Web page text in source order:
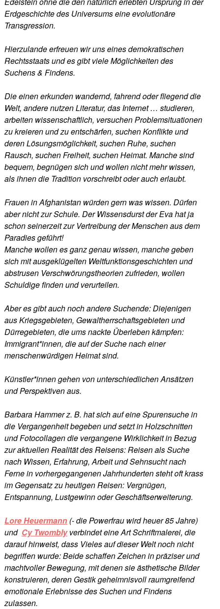
Erdgeschichte des Universums eine evolutionäre
Transgression.
Hierzulande erfreuen wir uns eines demokratischen
Rechtsstaats und es gibt viele Möglichkeiten des
Suchens & Findens.
Die einen erkunden wandernd, fahrend oder fliegend die
Welt, andere nutzen Literatur, das Internet … studieren,
arbeiten wissenschaftlich, versuchen Problemsituationen
zu kreieren und zu entschärfen, suchen Konflikte und
deren Lösungsmöglichkeit, suchen Ruhe, suchen
Rausch, suchen Freiheit, suchen Heimat. Manche sind
bequem, begnügen sich und wollen nicht mehr wissen,
als ihnen die Tradition vorschreibt oder auch erlaubt.
Frauen in Afghanistan würden gern was wissen. Dürfen
aber nicht zur Schule. Der Wissensdurst der Eva hat ja
schon seinerzeit zur Vertreibung der Menschen aus dem
Paradies geführt!
Manche wollen es ganz genau wissen, manche geben
sich mit ausgeklügelten Weltfunktionsgeschichten und
abstrusen Verschwörungstheorien zufrieden, wollen
Schuldige finden und verurteilen.
Aber es gibt auch noch andere Suchende: Diejenigen
aus Kriegsgebieten, Gewaltherrschaftsgebieten und
Dürregebieten, die ums nackte Überleben kämpfen:
Immigrant*innen, die auf der Suche nach einer
menschenwürdigen Heimat sind.
Künstler*innen gehen von unterschiedlichen Ansätzen
und Perspektiven aus.
Barbara Hammer z. B. hat sich auf eine Spurensuche in
die Vergangenheit begeben und setzt in Holzschnitten
und Fotocollagen die vergangene Wirklichkeit in Bezug
zur aktuellen Realität des Reisens: Reisen als Suche
nach Wissen, Erfahrung, Arbeit und Sehnsucht nach
Ferne in vorhergegangenen Jahrhunderten steht oft krass
im Gegensatz zu heutigen Reisen: Vergnügen,
Entspannung, Lustgewinn oder Geschäftserweiterung.
Lore Heuermann(- die Powerfrau wird heuer 85 Jahre)
und Cy Twomblyverbindet eine Art Schriftmalerei, die
darauf hinweist, dass Vieles auf dieser Welt noch nicht
begriffen wurde: Beide schaffen Zeichen in präziser und
machtvoller Bewegung, mit denen sie ästhetische Bilder
konstruieren, deren Gestik geheimnisvoll raumgreifend
emotionale Erlebnisse des Suchen und Findens
zulassen.